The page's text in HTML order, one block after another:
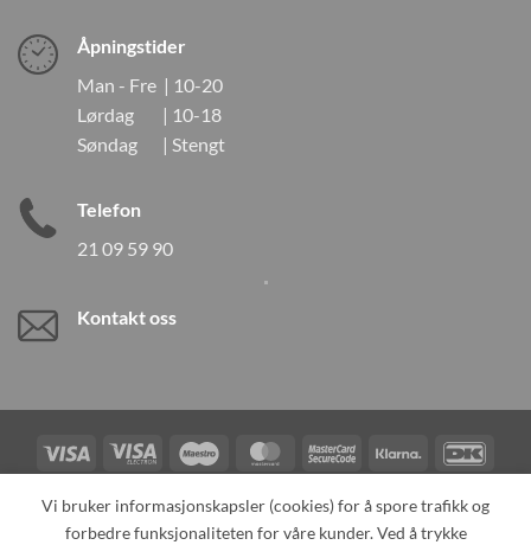
Åpningstider
Man - Fre | 10-20
Lørdag | 10-18
Søndag | Stengt
Telefon
21 09 59 90
Kontakt oss
Visa
Visa
Electron
Maestro MasterCardMasterCard
2
Klarna
Card
TILBAKEKALLINGER KONTAKT OSS OM OSS
Vi bruker informasjonskapsler (cookies) for å spore trafikk og
forbedre funksjonaliteten for våre kunder. Ved å trykke